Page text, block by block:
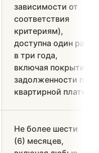
зависимости от
соответствия
критериям),
доступна один раз
в три года,
включая покрытие
задолженности по
квартирной плате
Не более шести
(6) месяцев,